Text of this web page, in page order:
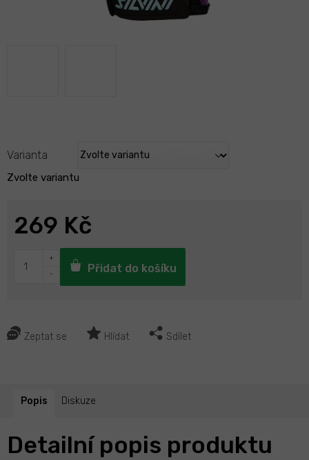
Zvolte variantu
Varianta
Zeptat se Hlídat Sdílet
269 Kč
Přidat do košíku
Popis Diskuze
Detailní popis produktu